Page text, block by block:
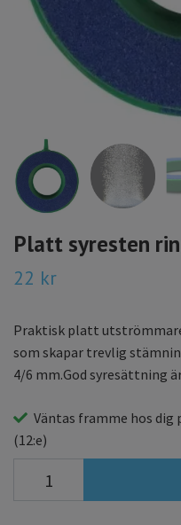
Platt syresten
22 kr
Praktisk platt
som skapar trevlig
4/6 mm.God syresättning
Väntas framme hos dig
(12:e)